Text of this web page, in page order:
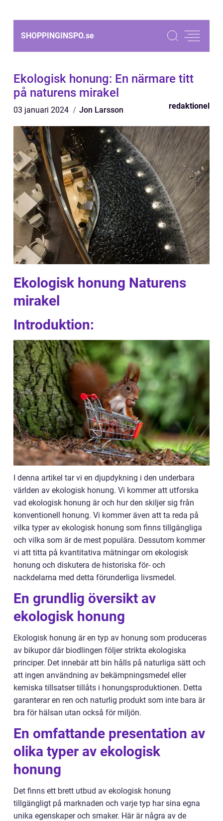
SHOPPINGINSPO.se
Ekologisk honung: En närmare titt
på naturens mirakel
03 januari 2024 Jon Larsson redaktionel
Ekologisk honung Naturens
mirakel
Introduktion:
I denna artikel tar vi en djupdykning i den underbara
världen av ekologisk honung. Vi kommer att utforska
vad ekologisk honung är och hur den skiljer sig från
konventionell honung. Vi kommer även att ta reda på
vilka typer av ekologisk honung som finns tillgängliga
och vilka som är de mest populära. Dessutom kommer
vi att titta på kvantitativa mätningar om ekologisk
honung och diskutera de historiska för- och
nackdelarna med detta förunderliga livsmedel.
En grundlig översikt av
ekologisk honung
Ekologisk honung är en typ av honung som produceras
av bikupor där biodlingen följer strikta ekologiska
principer. Det innebär att bin hålls på naturliga sätt och
att ingen användning av bekämpningsmedel eller
kemiska tillsatser tillåts i honungsproduktionen. Detta
garanterar en ren och naturlig produkt som inte bara är
bra för hälsan utan också för miljön.
En omfattande presentation av
olika typer av ekologisk
honung
Det finns ett brett utbud av ekologisk honung
tillgängligt på marknaden och varje typ har sina egna
unika egenskaper och smaker. Här är några av de